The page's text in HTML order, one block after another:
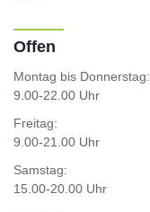
Offen
Montag bis Donnerstag:
9.00-22.00 Uhr
Freitag:
9.00-21.00 Uhr
Samstag:
15.00-20.00 Uhr